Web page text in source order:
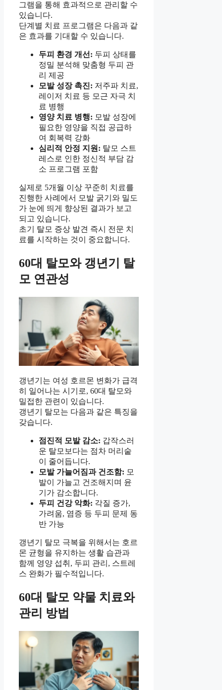
그램을 통해 효과적으로 관리할 수
있습니다.
단계별 치료 프로그램은 다음과 같
은 효과를 기대할 수 있습니다.
두피 환경 개선: 두피 상태를
정밀 분석해 맞춤형 두피 관
리 제공
모발 성장 촉진: 저주파 치료,
레이저 치료 등 모근 자극 치
료 병행
영양 치료 병행: 모발 성장에
필요한 영양을 직접 공급하
여 회복력 강화
심리적 안정 지원: 탈모 스트
레스로 인한 정신적 부담 감
소 프로그램 포함
실제로 5개월 이상 꾸준히 치료를
진행한 사례에서 모발 굵기와 밀도
가 눈에 띄게 향상된 결과가 보고
되고 있습니다.
초기 탈모 증상 발견 즉시 전문 치
료를 시작하는 것이 중요합니다.
60대 탈모와 갱년기 탈
모 연관성
갱년기는 여성 호르몬 변화가 급격
히 일어나는 시기로, 60대 탈모와
밀접한 관련이 있습니다.
갱년기 탈모는 다음과 같은 특징을
갖습니다.
점진적 모발 감소: 갑작스러
운 탈모보다는 점차 머리숱
이 줄어듭니다.
모발 가늘어짐과 건조함: 모
발이 가늘고 건조해지며 윤
기가 감소합니다.
두피 건강 악화: 각질 증가,
가려움, 염증 등 두피 문제 동
반 가능
갱년기 탈모 극복을 위해서는 호르
몬 균형을 유지하는 생활 습관과
함께 영양 섭취, 두피 관리, 스트레
스 완화가 필수적입니다.
60대 탈모 약물 치료와
관리 방법